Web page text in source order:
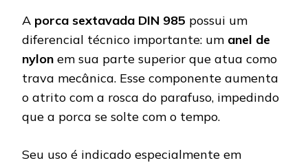
A porca sextavada DIN 985 possui um
diferencial técnico importante: um anel de
nylon em sua parte superior que atua como
trava mecânica. Esse componente aumenta
o atrito com a rosca do parafuso, impedindo
que a porca se solte com o tempo.
Seu uso é indicado especialmente em